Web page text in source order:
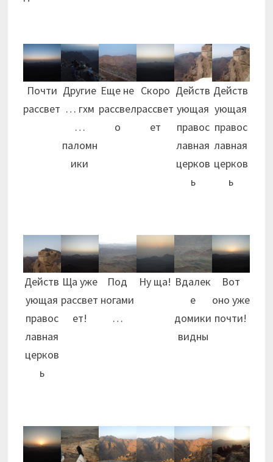
Почти
рассвет
Другие
… гхм
…
паломн
ики
Еще не
рассвел
о
Скоро
рассвет
ет
Действ
ующая
правос
лавная
церков
ь
Действ
ующая
правос
лавная
церков
ь
Действ
ующая
правос
лавная
церков
ь
Ща уже
рассвет
ет!
Под
ногами
…
Ну ща! Вдалек
е
домики
видны
Вот
оно уже
почти!